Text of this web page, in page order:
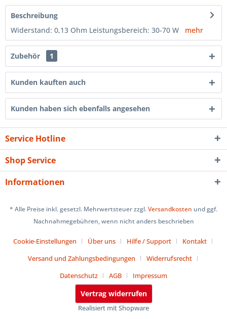
Beschreibung
Widerstand: 0,13 Ohm Leistungsbereich: 30-70 W mehr
Zubehör 1
Kunden kauften auch
Kunden haben sich ebenfalls angesehen
Service Hotline
Shop Service
Informationen
* Alle Preise inkl. gesetzl. Mehrwertsteuer zzgl.Versandkosten und ggf.
Nachnahmegebühren, wenn nicht anders beschrieben
Cookie-Einstellungen Über uns Hilfe / Support
Kontakt
Versand und Zahlungsbedingungen
Widerrufsrecht
Datenschutz
AGB Impressum
Vertrag widerrufen
Realisiert mit Shopware